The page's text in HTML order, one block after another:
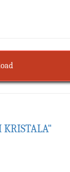
KRISTALA"